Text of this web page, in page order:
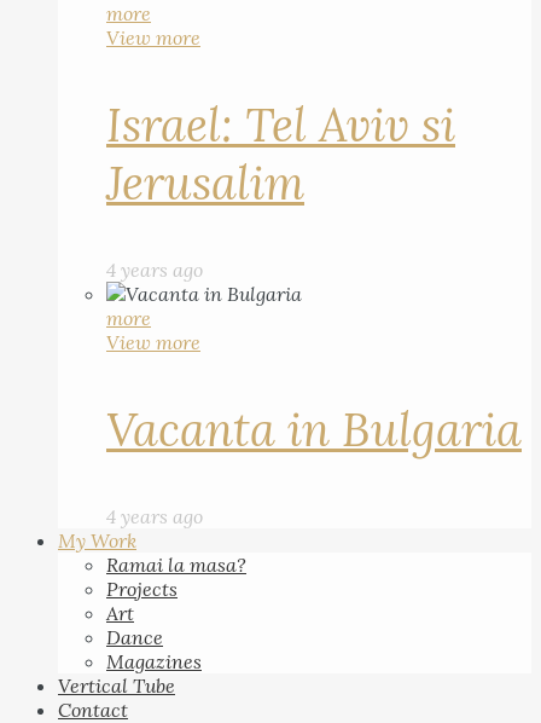
more
View more
Israel: Tel Aviv si
Jerusalim
4 years ago
more
View more
Vacanta in Bulgaria
4 years ago
My Work
Ramai la masa?
Projects
Art
Dance
Magazines
Vertical Tube
Contact